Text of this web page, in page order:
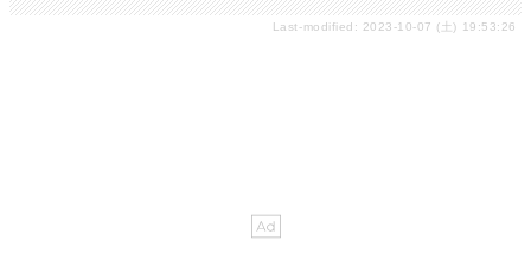
Last-modified: 2023-10-07 (土) 19:53:26